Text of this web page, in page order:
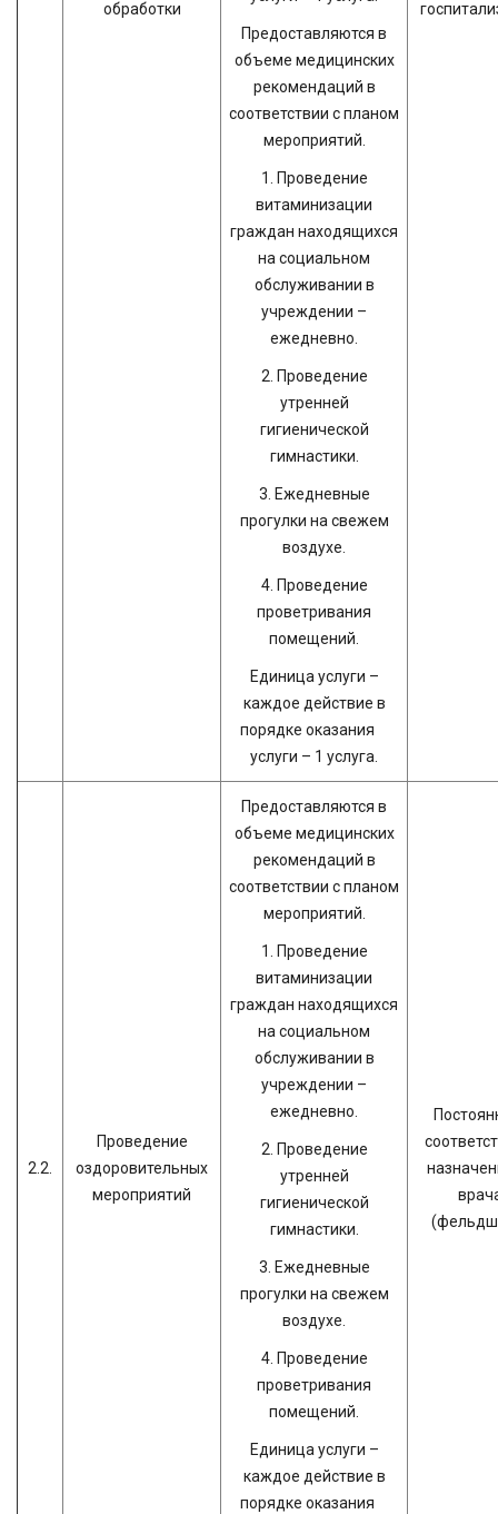
обработки
Предоставляются в
объеме медицинских
рекомендаций в
соответствии с планом
мероприятий.
1. Проведение
витаминизации
граждан находящихся
на социальном
обслуживании в
учреждении –
ежедневно.
2. Проведение
утренней
гигиенической
гимнастики.
3. Ежедневные
прогулки на свежем
воздухе.
4. Проведение
проветривания
помещений.
Единица услуги –
каждое действие в
порядке оказания
услуги – 1 услуга.
2.2.
Проведение
оздоровительных
мероприятий
Предоставляются в
объеме медицинских
рекомендаций в
соответствии с планом
мероприятий.
1. Проведение
витаминизации
граждан находящихся
на социальном
обслуживании в
учреждении –
ежедневно.
2. Проведение
утренней
гигиенической
гимнастики.
3. Ежедневные
прогулки на свежем
воздухе.
4. Проведение
проветривания
помещений.
Единица услуги –
каждое действие в
порядке оказания